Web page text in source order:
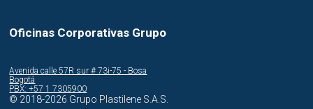
Oficinas Corporativas Grupo
Avenida calle 57R sur # 73i-75 - Bosa
Bogotá
PBX: +57 1 7305900
© 2018-2026 Grupo Plastilene S.A.S.